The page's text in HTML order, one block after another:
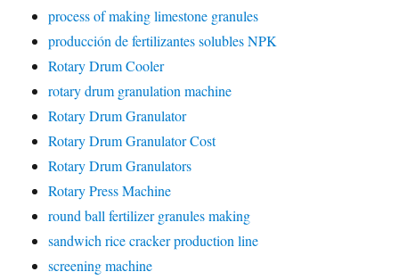
process of making limestone granules
producción de fertilizantes solubles NPK
Rotary Drum Cooler
rotary drum granulation machine
Rotary Drum Granulator
Rotary Drum Granulator Cost
Rotary Drum Granulators
Rotary Press Machine
round ball fertilizer granules making
sandwich rice cracker production line
screening machine